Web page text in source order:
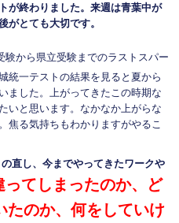
が終わりました。来週は青葉中が
がとても大切です。
験から県立受験までのラストスパー
統一テストの結果を見ると夏から
ました。上がってきたこの時期な
いと思います。なかなか上がらな
焦る気持ちもわかりますがやるこ
直し、今までやってきたワークや
ってしまったのか、ど
たのか、何をしていけ